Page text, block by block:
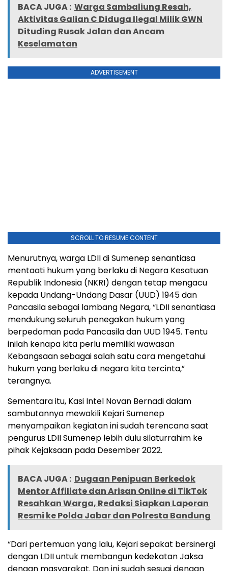
BACA JUGA : Warga Sambaliung Resah,
Aktivitas Galian C Diduga Ilegal Milik GWN
Dituding Rusak Jalan dan Ancam
Keselamatan
ADVERTISEMENT
SCROLL TO RESUME CONTENT
Menurutnya, warga LDII di Sumenep senantiasa
mentaati hukum yang berlaku di Negara Kesatuan
Republik Indonesia (NKRI) dengan tetap mengacu
kepada Undang-Undang Dasar (UUD) 1945 dan
Pancasila sebagai lambang Negara, “LDII senantiasa
mendukung seluruh penegakan hukum yang
berpedoman pada Pancasila dan UUD 1945. Tentu
inilah kenapa kita perlu memiliki wawasan
Kebangsaan sebagai salah satu cara mengetahui
hukum yang berlaku di negara kita tercinta,”
terangnya.
Sementara itu, Kasi Intel Novan Bernadi dalam
sambutannya mewakili Kejari Sumenep
menyampaikan kegiatan ini sudah terencana saat
pengurus LDII Sumenep lebih dulu silaturrahim ke
pihak Kejaksaan pada Desember 2022.
BACA JUGA : Dugaan Penipuan Berkedok
Mentor Affiliate dan Arisan Online di TikTok
Resahkan Warga, Redaksi Siapkan Laporan
Resmi ke Polda Jabar dan Polresta Bandung
“Dari pertemuan yang lalu, Kejari sepakat bersinergi
dengan LDII untuk membangun kedekatan Jaksa
dengan masyarakat. Dan ini sudah sesuai dengan